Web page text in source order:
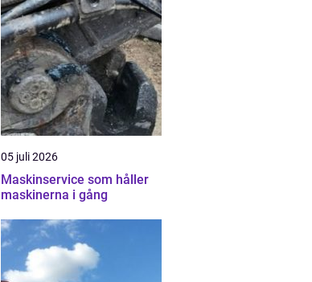
05 juli 2026
Maskinservice som håller
maskinerna i gång